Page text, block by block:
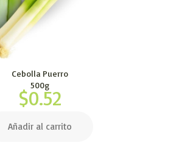
Cebolla Puerro
500g
$0.52
Añadir al carrito